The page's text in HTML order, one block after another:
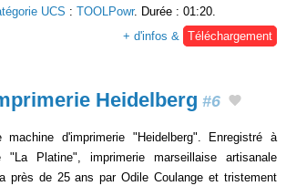
UCS : TOOLPowr. Durée : 01:20.
+ d'infos & Téléchargement
Heidelberg #6
machine d'imprimerie "Heidelberg". Enregistré à
"La Platine", imprimerie marseillaise artisanale
près de 25 ans par Odile Coulange et tristement